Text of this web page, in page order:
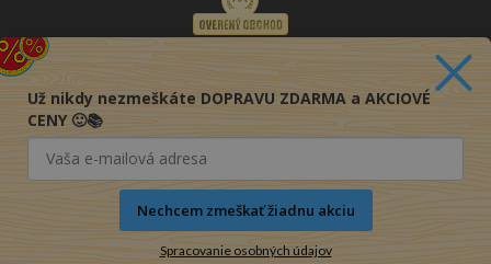
Už nikdy nezmeškáte DOPRAVU ZDARMA a AKCIOVÉ
CENY 🙂📚
Nechcem zmeškať žiadnu akciu
Spracovanie osobných údajov